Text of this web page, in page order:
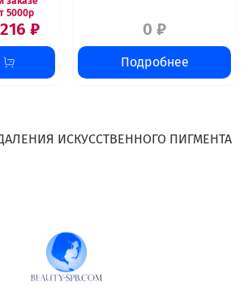
₽ 0 ₽
Подробнее
ИСКУССТВЕННОГО ПИГМЕНТА